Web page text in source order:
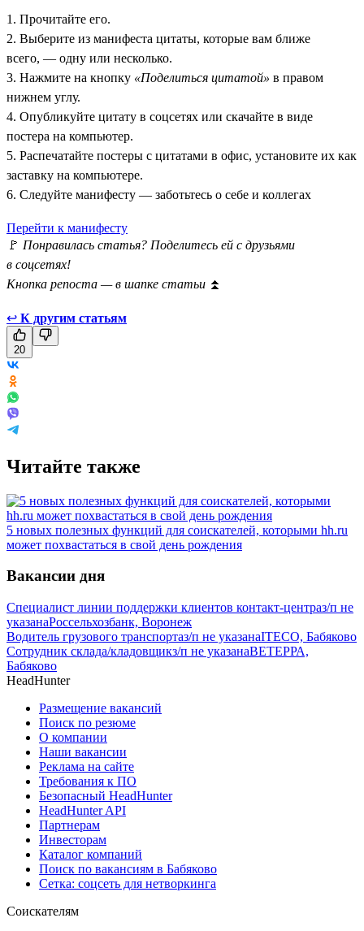
1. Прочитайте его.
2. Выберите из манифеста цитаты, которые вам ближе
всего, — одну или несколько.
3. Нажмите на кнопку «Поделиться цитатой» в правом
нижнем углу.
4. Опубликуйте цитату в соцсетях или скачайте в виде
постера на компьютер.
5. Распечатайте постеры с цитатами в офис, установите их как
заставку на компьютере.
6. Следуйте манифесту — заботьтесь о себе и коллегах
Перейти к манифесту
🚩 Понравилась статья? Поделитесь ей с друзьями
в соцсетях!
Кнопка репоста — в шапке статьи ⏫
↩ К другим статьям
20
Читайте также
5 новых полезных функций для соискателей, которыми hh.ru
может похвастаться в свой день рождения
Вакансии дня
Специалист линии поддержки клиентов контакт-центраз/п не
указанаРоссельхозбанк, Воронеж
Водитель грузового транспортаз/п не указанаITECO, Бабяково
Сотрудник склада/кладовщикз/п не указанаВЕТЕРРА,
Бабяково
HeadHunter
Размещение вакансий
Поиск по резюме
О компании
Наши вакансии
Реклама на сайте
Требования к ПО
Безопасный HeadHunter
HeadHunter API
Партнерам
Инвесторам
Каталог компаний
Поиск по вакансиям в Бабяково
Сетка: соцсеть для нетворкинга
Соискателям